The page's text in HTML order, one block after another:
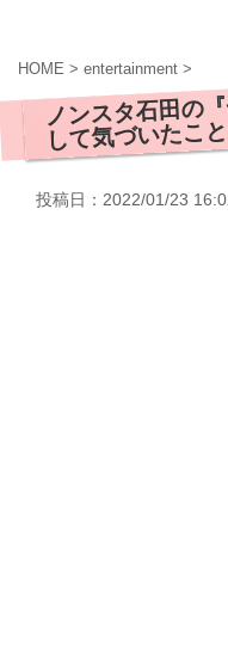
HOME > entertainment >
ノンスタ石田の
して気づいたこ
投稿日：2022/01/23